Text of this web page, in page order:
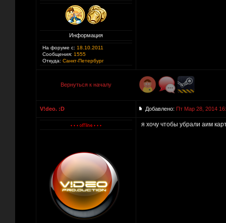
Информация
На форуме с: 18.10.2011
Сообщения: 1555
Откуда: Санкт-Петербург
Вернуться к началу
V!deo. :D Добавлено: Пт Мар 28, 2014
я хочу чтобы убрали аим